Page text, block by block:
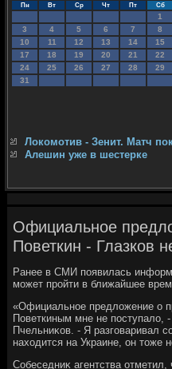
Пн Вт Ср Чт Пт Сб
1
3
4 5 6 7 8
10
11 12 13 14 15
17
18 19 20 21 22
24
25 26 27 28 29
31
Локомотив - Зенит. Матч
Алешин уже в шестерке
Официальное
Поветкин - Глазков
Ранее в СМИ появилась
может пройти в ближайшее
«Официальное предлοжение о
Поветкиным мне не поступалο,
Пчельниκов. - Я разговаривал
нахοдится на Украине, он тοже
Собеседниκ агентства